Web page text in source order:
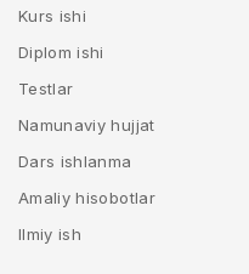
Kurs ishi
Diplom ishi
Testlar
Namunaviy hujjat
Dars ishlanma
Amaliy hisobotlar
Ilmiy ish